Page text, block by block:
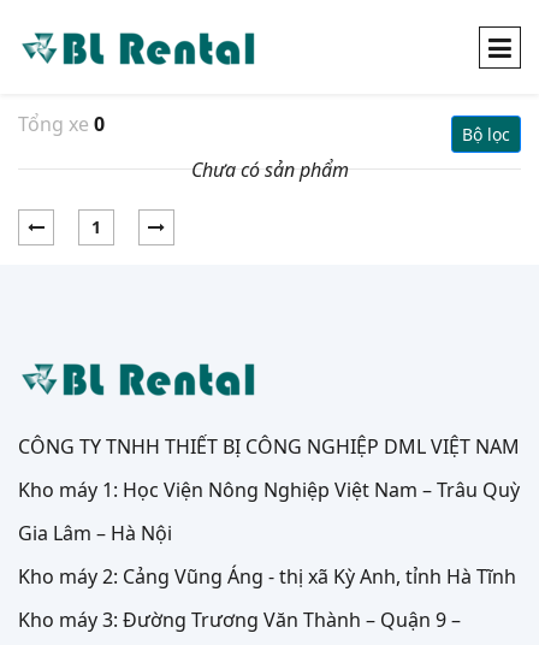
Tổng xe 0 Bộ lọc
Chưa có sản phẩm
1
CÔNG TY TNHH THIẾT BỊ CÔNG NGHIỆP DML VIỆT NAM
Kho máy 1: Học Viện Nông Nghiệp Việt Nam – Trâu Quỳ
Gia Lâm – Hà Nội
Kho máy 2: Cảng Vũng Áng - thị xã Kỳ Anh, tỉnh Hà Tĩnh
Kho máy 3: Đường Trương Văn Thành – Quận 9 –